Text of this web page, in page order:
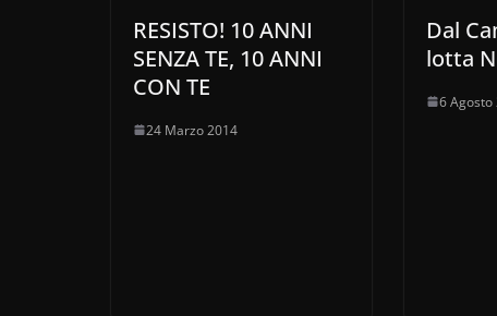
RESISTO! 10 ANNI
SENZA TE, 10 ANNI
CON TE
24 Marzo 2014
Dal
lotta
6 Agosto